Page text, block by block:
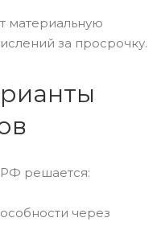
за просрочку.
решается:
через